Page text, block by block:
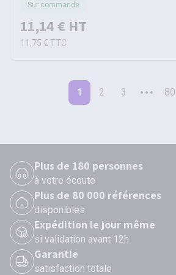
Sur commande
11,14 € HT
11,75 € TTC
1 2 3 80
Plus de 180 personnes
à votre écoute
Plus de 80 000 références
disponibles
Expédition le jour même
si validation avant 12h
Garantie
satisfaction totale